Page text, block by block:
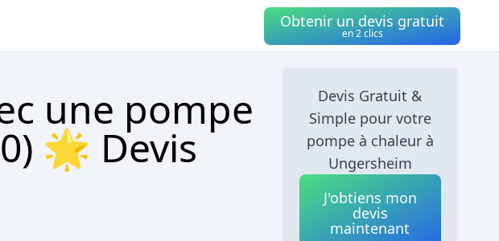
Obtenir un devis gratuit
en 2 clics
une pompe
🌟 Devis
Devis Gratuit &
Simple pour votre
pompe à chaleur à
Ungersheim
J'obtiens mon
devis
maintenant